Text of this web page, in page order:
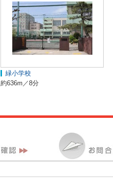
緑小学校
約636m／8分